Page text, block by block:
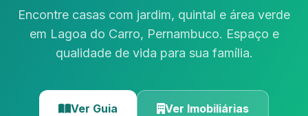
Encontre casas com jardim, quintal e área verde
em Lagoa do Carro, Pernambuco. Espaço e
qualidade de vida para sua família.
Ver Guia Ver Imobiliárias